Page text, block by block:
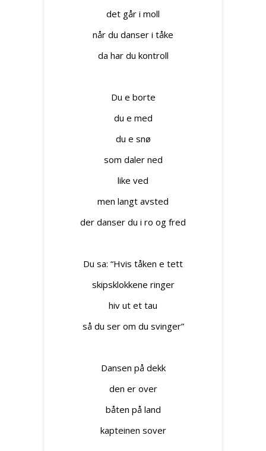
det går i moll
når du danser i tåke
da har du kontroll
Du e borte
du e med
du e snø
som daler ned
like ved
men langt avsted
der danser du i ro og fred
Du sa: “Hvis tåken e tett
skipsklokkene ringer
hiv ut et tau
så du ser om du svinger”
Dansen på dekk
den er over
båten på land
kapteinen sover